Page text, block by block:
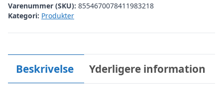
Varenummer (SKU): 8554670078411983218
Kategori: Produkter
Beskrivelse Yderligere information